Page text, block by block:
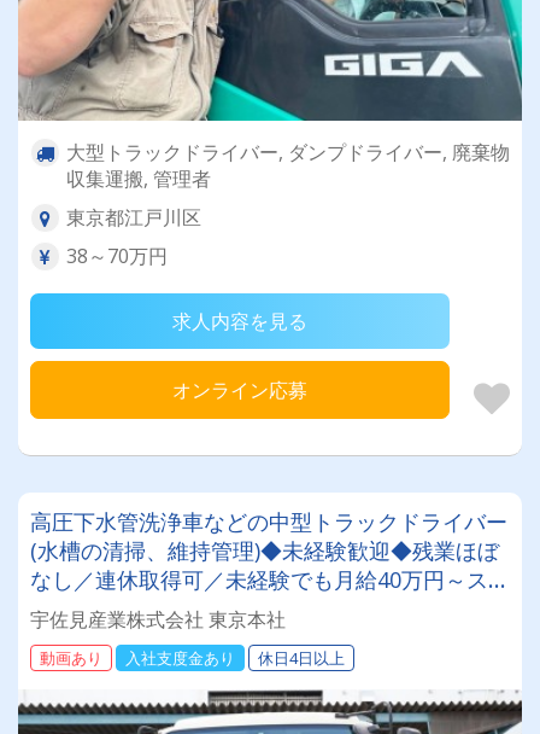
大型トラックドライバー, ダンプドライバー, 廃棄物
収集運搬, 管理者
東京都江戸川区
38～70万円
求人内容を見る
オンライン応募
高圧下水管洗浄車などの中型トラックドライバー
(水槽の清掃、維持管理)◆未経験歓迎◆残業ほぼ
なし／連休取得可／未経験でも月給40万円～スタ
ート可能！
宇佐見産業株式会社 東京本社
動画あり 入社支度金あり 休日4日以上